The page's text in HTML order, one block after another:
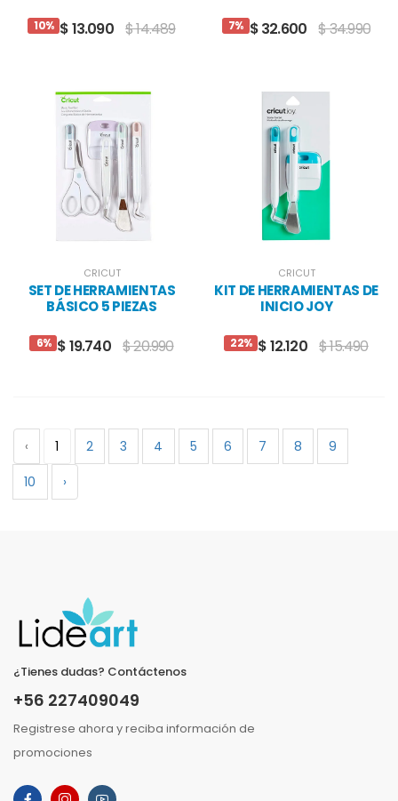
10% $ 13.090 $ 14.489 7% $ 32.600 $ 34.990
CRICUT
SET DE HERRAMIENTAS
BÁSICO 5 PIEZAS
6% $ 19.740 $ 20.990
CRICUT
KIT DE HERRAMIENTAS DE
INICIO JOY
22% $ 12.120 $ 15.490
‹ 1 2 3 4 5 6 7 8
9
10
›
¿Tienes dudas? Contáctenos
+56 227409049
Registrese ahora y reciba información de
promociones